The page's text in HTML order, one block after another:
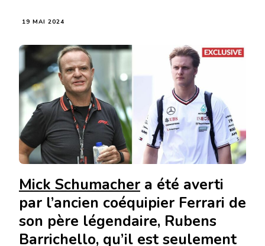
19 MAI 2024
Mick Schumacher a été averti
par l’ancien coéquipier Ferrari de
son père légendaire, Rubens
Barrichello, qu’il est seulement